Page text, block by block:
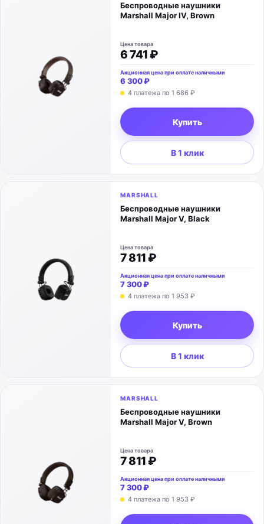
Беспроводные наушники
Marshall Major IV, Brown
Цена товара
6 741 ₽
Акционная цена при оплате наличными
6 300 ₽
4 платежа по1 686 ₽
Купить
В 1 клик
MARSHALL
Беспроводные наушники
Marshall Major V, Black
Цена товара
7 811 ₽
Акционная цена при оплате наличными
7 300 ₽
4 платежа по1 953 ₽
Купить
В 1 клик
MARSHALL
Беспроводные наушники
Marshall Major V, Brown
Цена товара
7 811 ₽
Акционная цена при оплате наличными
7 300 ₽
4 платежа по1 953 ₽